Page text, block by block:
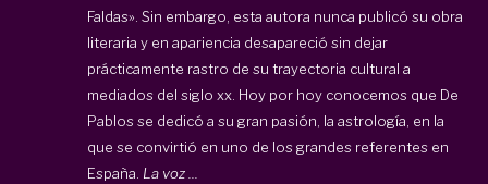
Faldas». Sin embargo, esta autora nunca publicó su obra
literaria y en apariencia desapareció sin dejar
prácticamente rastro de su trayectoria cultural a
mediados del siglo xx. Hoy por hoy conocemos que De
Pablos se dedicó a su gran pasión, la astrología, en la
que se convirtió en uno de los grandes referentes en
España. La voz ...